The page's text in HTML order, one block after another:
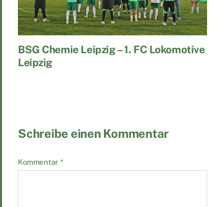
BSG Chemie Leipzig – 1. FC Lokomotive
Leipzig
Schreibe einen Kommentar
Kommentar *